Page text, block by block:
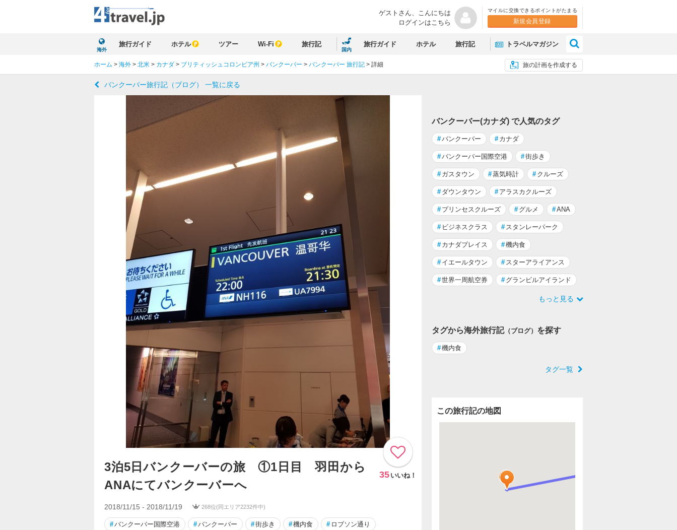
ゲストさん、 こんにちは
ログインはこちら
マイルに交換できるポイントがたまる
新規会員登録
海外
旅行ガイド ホテル ツアー Wi-Fi 旅行記
国内
旅行ガイド ホテル 旅行記 トラベルマガジン
旅の計画を作成する
ホーム > 海外 > 北米 > カナダ > ブリティッシュコロンビア州 > バンクーバー > バンクーバー 旅行記 > 詳細
バンクーバー旅行記（ブログ） 一覧に戻る
3泊5日バンクーバーの旅 ①1日目 羽田から
ANAにてバンクーバーへ
35 いいね！
2018/11/15 - 2018/11/19 268位(同エリア2232件中)
#バンクーバー国際空港 #バンクーバー #街歩き #機内食 # ロブソン通り
バンクーバー(カナダ) で人気のタグ
#バンクーバー # カナダ
#バンクーバー国際空港 #街歩き
# ガスタウン #蒸気時計 # クルーズ
# ダウンタウン # アラスカクルーズ
# プリンセスクルーズ # グルメ #ANA
# ビジネスクラス # スタンレーパーク
# カナダプレイス #機内食
# イエールタウン # スターアライアンス
#世界一周航空券 # グランビルアイランド
もっと見る
タグから海外旅行記（ブログ） を探す
#機内食
タグ一覧
この旅行記の地図